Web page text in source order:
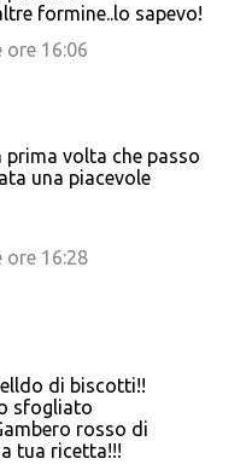
formine..lo sapevo!
ore 16:06
prima volta che passo
una piacevole
ore 16:28
di biscotti!!
sfogliato
rosso di
tua ricetta!!!